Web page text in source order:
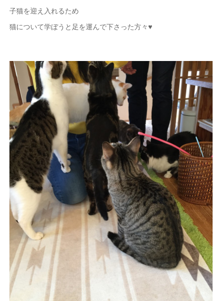
子猫を迎え入れるため
猫について学ぼうと足を運んで下さった方々♥